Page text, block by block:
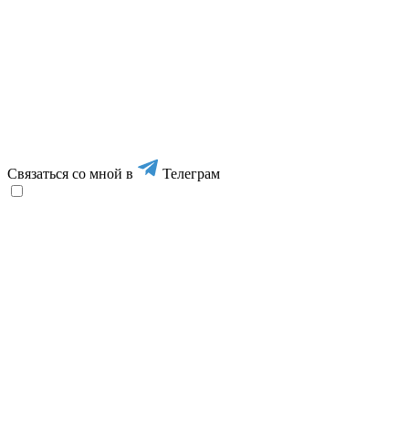
Связаться со мной в Телеграм